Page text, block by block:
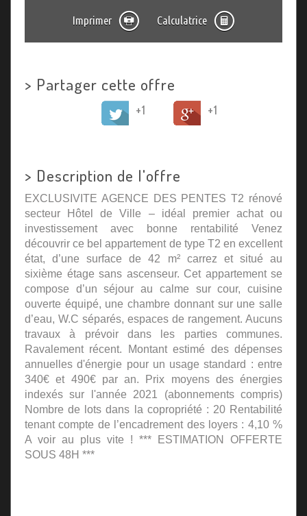
Imprimer Calculatrice
> Partager cette offre
+1 +1
> Description de l'offre
EXCLUSIVITE AGENCE DES PENTES T2 rénové
secteur Hôtel de Ville – idéal premier achat ou
investissement avec bonne rentabilité Venez
découvrir ce bel appartement de type T2 en excellent
état, d’une surface de 42 m² carrez et situé au
sixième étage sans ascenseur. Cet appartement se
compose d’un séjour au calme sur cour, cuisine
ouverte équipé, une chambre donnant sur une salle
d’eau, W.C séparés, espaces de rangement. Aucuns
travaux à prévoir dans les parties communes.
Ravalement récent. Montant estimé des dépenses
annuelles d'énergie pour un usage standard : entre
340€ et 490€ par an. Prix moyens des énergies
indexés sur l'année 2021 (abonnements compris)
Nombre de lots dans la copropriété : 20 Rentabilité
tenant compte de l’encadrement des loyers : 4,10 %
A voir au plus vite ! *** ESTIMATION OFFERTE
SOUS 48H ***